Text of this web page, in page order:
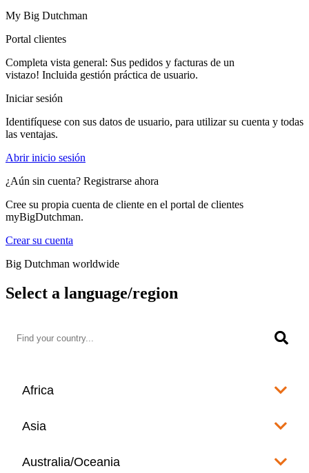
My Big Dutchman
Portal clientes
Completa vista general: Sus pedidos y facturas de un
vistazo! Incluida gestión práctica de usuario.
Iniciar sesión
Identifíquese con sus datos de usuario, para utilizar su cuenta y todas
las ventajas.
Abrir inicio sesión
¿Aún sin cuenta? Registrarse ahora
Cree su propia cuenta de cliente en el portal de clientes
myBigDutchman.
Crear su cuenta
Big Dutchman worldwide
Select a language/region
Africa
Angola
Asia
Afghanistan
Australia/Oceania